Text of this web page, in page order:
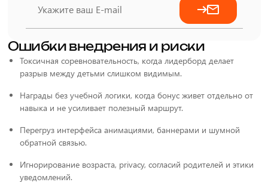
Ошибки внедрения и риски
Токсичная соревновательность, когда лидерборд делает
разрыв между детьми слишком видимым.
Награды без учебной логики, когда бонус живет отдельно от
навыка и не усиливает полезный маршрут.
Перегруз интерфейса анимациями, баннерами и шумной
обратной связью.
Игнорирование возраста, privacy, согласий родителей и этики
уведомлений.